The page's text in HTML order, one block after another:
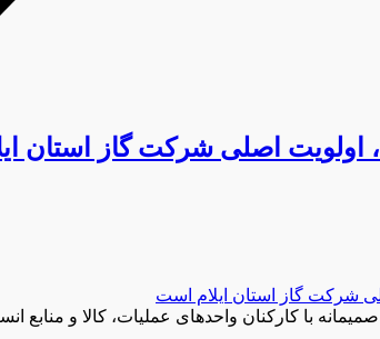
اولویت اصلی شرکت گاز استان
با کارکنان واحدهای عملیات، کالا و منابع